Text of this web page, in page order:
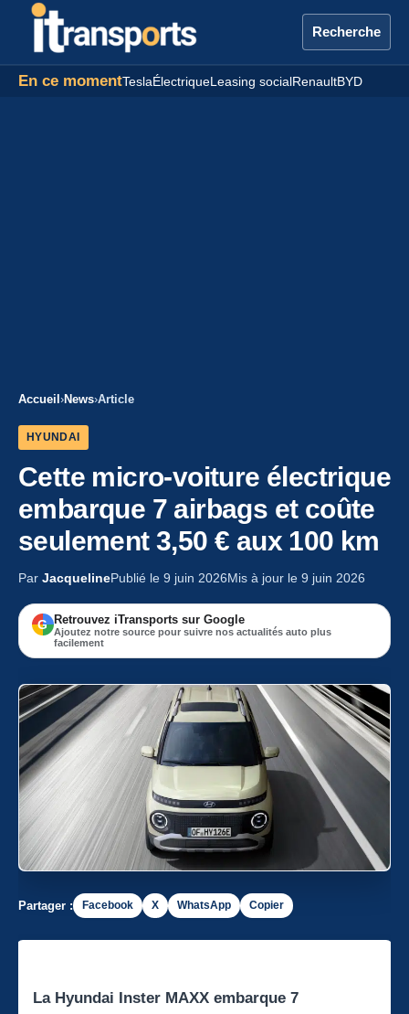
Recherche
En ce momentTeslaÉlectriqueLeasing socialRenaultBYD
Accueil ›News›Article
HYUNDAI
Cette micro-voiture électrique
embarque 7 airbags et coûte
seulement 3,50 € aux 100 km
Par JacquelinePublié le 9 juin 2026Mis à jour le 9 juin 2026
G Retrouvez iTransports sur Google
Ajoutez notre source pour suivre nos actualités auto plus
facilement
Partager : Facebook X WhatsApp Copier
La Hyundai Inster MAXX embarque 7